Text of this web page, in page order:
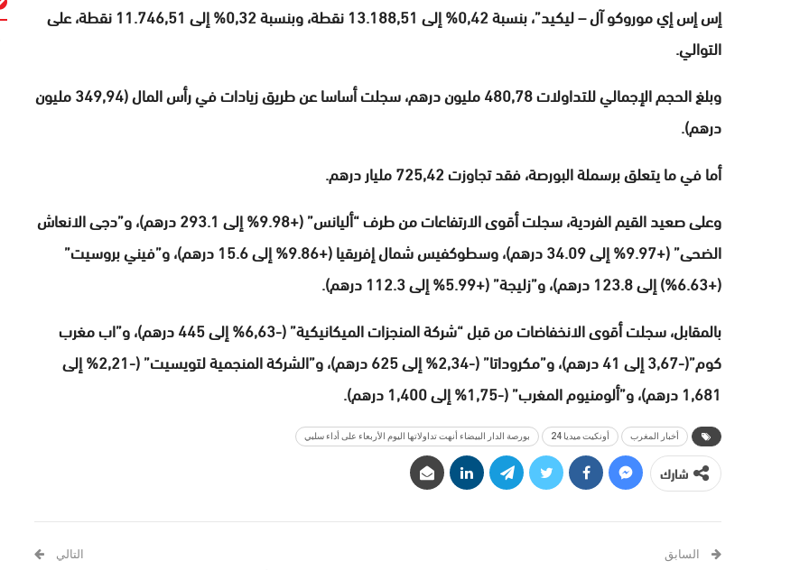
إس إس إي موروكو آل – ليكيد”، بنسبة 0,42% إلى 13.188,51 نقطة، وبنسبة 0,32% إلى 11.746,51 نقطة، على
التوالي.
وبلغ الحجم الإجمالي للتداولات 480,78 مليون درهم، سجلت أساسا عن طريق زيادات في رأس المال (349,94 مليون
درهم).
أما في ما يتعلق برسملة البورصة، فقد تجاوزت 725,42 مليار درهم.
وعلى صعيد القيم الفردية، سجلت أقوى الارتفاعات من طرف “أليانس” (+9.98% إلى 293.1 درهم)، و”دجى الانعاش
الضحى” (+9.97% إلى 34.09 درهم)، وسطوكفيس شمال إفريقيا (+9.86% إلى 15.6 درهم)، و”فيني بروسيت”
(+6.63%) إلى 123.8 درهم)، و”زليجة” (+5.99% إلى 112.3 درهم).
بالمقابل، سجلت أقوى الانخفاضات من قبل “شركة المنجزات الميكانيكية” (-6,63% إلى 445 درهم)، و”اب مغرب
كوم”(-3,67 إلى 41 درهم)، و”مكروداتا” (-2,34% إلى 625 درهم)، و”الشركة المنجمية لتويسيت” (-2,21% إلى
1,681 درهم)، و”ألومنيوم المغرب” (-1,75% إلى 1,400 درهم).
أخبار المغرب أونكيت ميديا 24 بورصة الدار البيضاء أنهت تداولاتها اليوم الأربعاء على أداء سلبي
شارك
السابق التالي